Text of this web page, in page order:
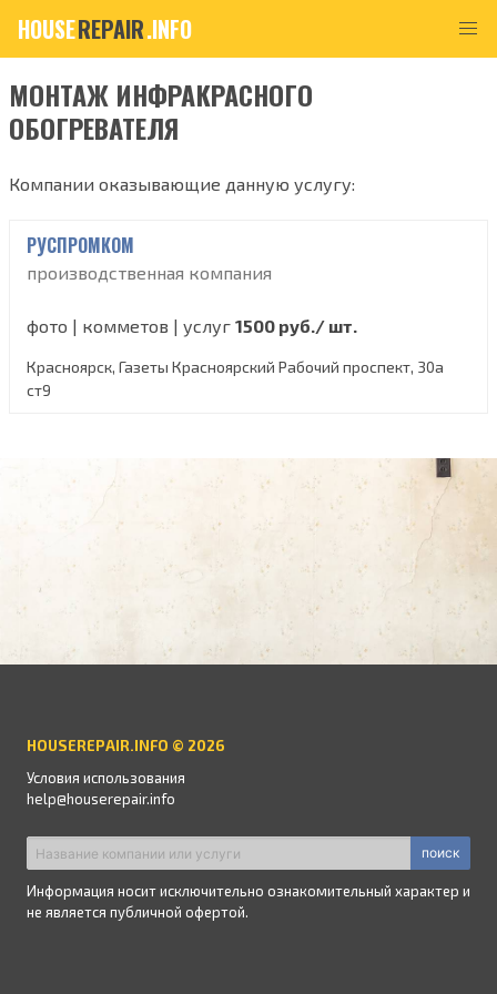
HOUSEREPAIR.INFO
МОНТАЖ ИНФРАКРАСНОГО
ОБОГРЕВАТЕЛЯ
Компании оказывающие данную услугу:
РУСПРОМКОМ
производственная компания
фото | комметов | услуг 1500 руб./ шт.
Красноярск, Газеты Красноярский Рабочий проспект, 30а
ст9
HOUSEREPAIR.INFO © 2026
Условия использования
help@houserepair.info
поиск
Информация носит исключительно ознакомительный характер и
не является публичной офертой.